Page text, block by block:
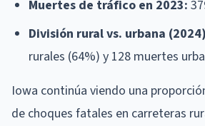
Muertes de tráfico en 2023:
División rural vs. urbana
rurales (64%) y 128 muertes
Iowa continúa viendo una
de choques fatales en carreteras